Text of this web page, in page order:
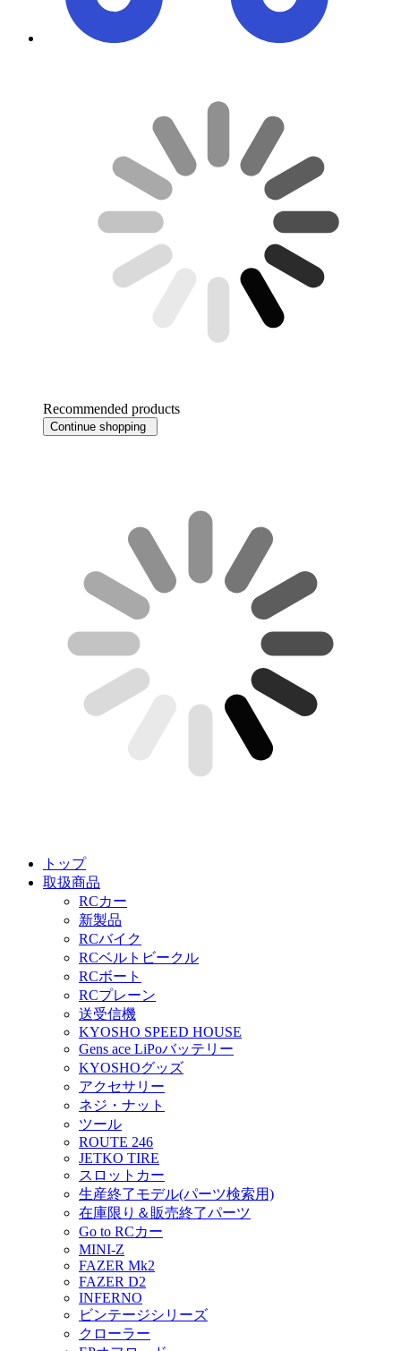
Recommended products
Continue shopping
トップ
取扱商品
RCカー
新製品
RCバイク
RCベルトビークル
RCボート
RCプレーン
送受信機
KYOSHO SPEED HOUSE
Gens ace LiPoバッテリー
KYOSHOグッズ
アクセサリー
ネジ・ナット
ツール
ROUTE 246
JETKO TIRE
スロットカー
生産終了モデル(パーツ検索用)
在庫限り＆販売終了パーツ
Go to RCカー
MINI-Z
FAZER Mk2
FAZER D2
INFERNO
ビンテージシリーズ
クローラー